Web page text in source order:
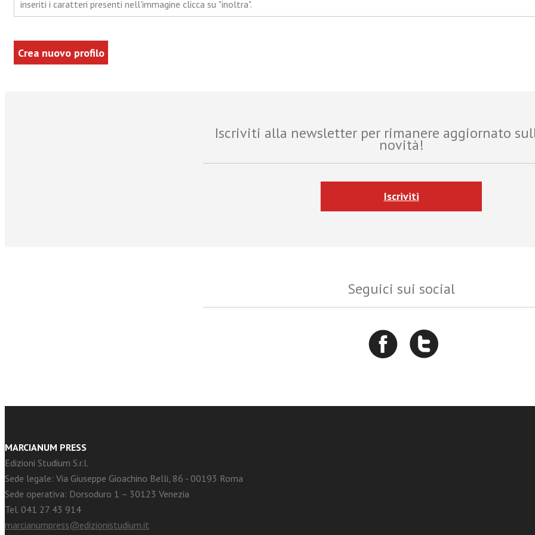
inseriti i caratteri presenti nell'immagine clicca su "inoltra".
Iscriviti alla newsletter per rimanere aggiornato
novità!
Iscriviti
Seguici sui social
MARCIANUM PRESS
Edizioni Studium S.r.l.
Sede legale: Via Giuseppe Gioachino Belli, 86 - 00193 Roma
Sede operativa: Dorsoduro 1 – 30123 Venezia
Tel. 041 27 43 914
marcianumpress@edizionistudium.it